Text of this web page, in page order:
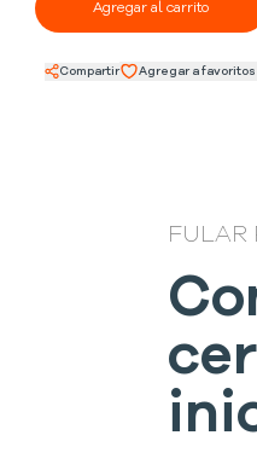
Agregar al carrito
Compartir Agregar a favoritos
FULAR